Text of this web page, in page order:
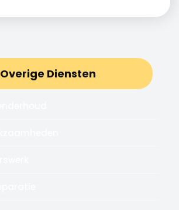
Overige Diensten